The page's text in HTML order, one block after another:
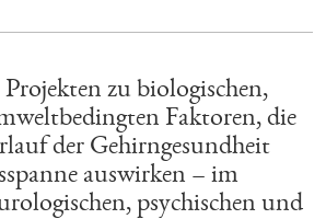
zu biologischen,
Faktoren, die
der Gehirngesundheit
auswirken – im
psychischen und